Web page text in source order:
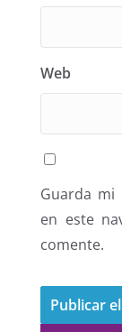
Web
Guarda mi
en este
comente.